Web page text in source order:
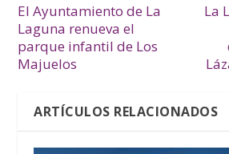
El Ayuntamiento de La
Laguna renueva el
parque infantil de Los
Majuelos
La
ARTÍCULOS RELACIONADOS